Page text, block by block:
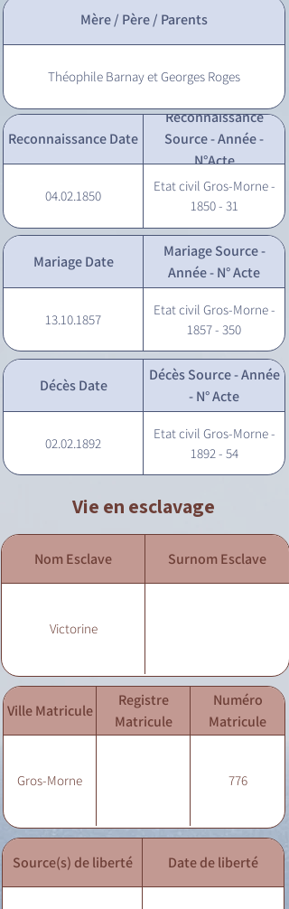
Mère / Père / Parents
Théophile Barnay et Georges Roges
Reconnaissance Date
Reconnaissance
Source - Année -
N°Acte
04.02.1850
Etat civil Gros-Morne -
1850 - 31
Mariage Date
Mariage Source -
Année - N° Acte
13.10.1857
Etat civil Gros-Morne -
1857 - 350
Décès Date
Décès Source - Année
- N° Acte
02.02.1892
Etat civil Gros-Morne -
1892 - 54
Vie en esclavage
Nom Esclave Surnom Esclave
Victorine
Ville Matricule
Registre
Matricule
Numéro
Matricule
Gros-Morne 776
Source(s) de liberté Date de liberté